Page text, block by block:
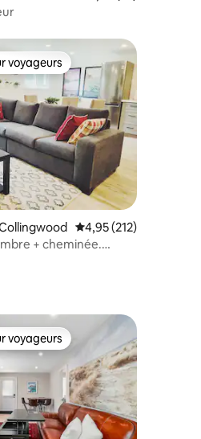
de 59 commentaires : 4,85 sur 5
les plus appréciés
voyageurs
Évaluation moyenne
4,95 (212)
+ cheminée.
les plus appréciés
voyageurs